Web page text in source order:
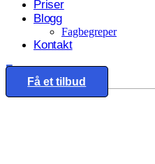
Priser
Blogg
Fagbegreper
Kontakt
Eng
Få et tilbud